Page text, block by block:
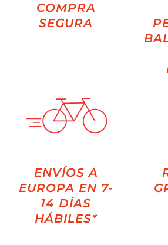
COMPRA
SEGURA
ENVÍOS A
EUROPA EN 7-
14 DÍAS
HÁBILES*